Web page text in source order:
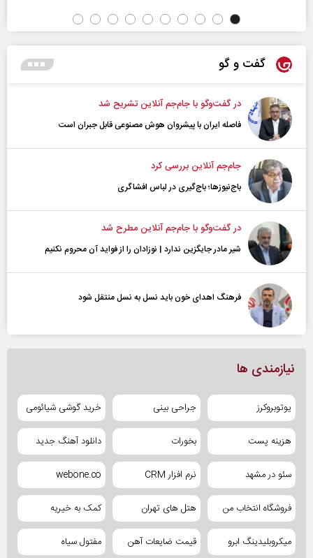
گفت و گو
در گفت‌و‌گو با جام‌جم آنلاین تشریح شد
فاصله ایران با پیشرو‌ان هوش مصنوعی قابل جبران است
جام‌جم آنلاین بررسی کرد
باج‌نیوزها؛ باج‌گیری در لباس افشاگری
در گفت‌و‌گو با جام‌جم آنلاین مطرح شد
شیر مادر جایگزین ندارد | نوزادان را از فواید آن محروم نکنیم
فرهنگ اهدای خون باید نسل به نسل منتقل شود
نیازمندی ها
یوتوبروکرز جراحی بینی خرید گوشی شیائومی
هزینه پست بخورات دانلود آهنگ جدید
سئو در مشهد نرم افزار CRM webone.co
فروشگاه انتخاب من هتل های تهران کمک به خیریه
میکروبلیدینگ ابرو قیمت ضایعات آهن مفتول سیاه